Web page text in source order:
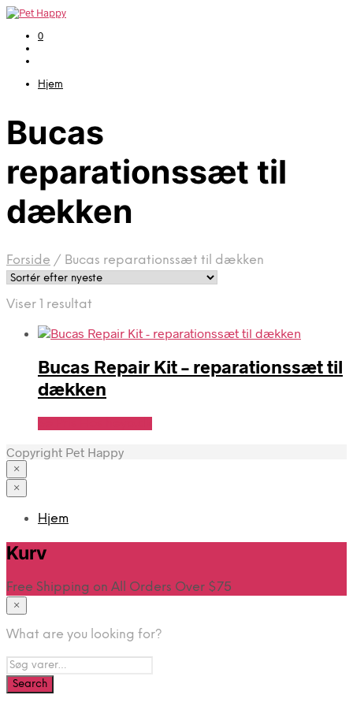
0
Hjem
Bucas
reparationssæt til
dækken
Forside / Bucas reparationssæt til dækken
Viser 1 resultat
Bucas Repair Kit – reparationssæt til
dækken
Copyright Pet Happy
×
×
Hjem
Kurv
Free Shipping on All Orders Over $75
×
What are you looking for?